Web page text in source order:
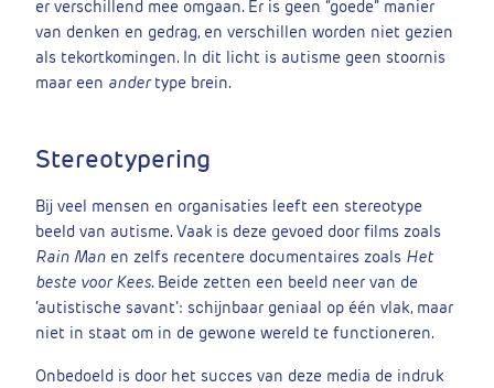
er verschillend mee omgaan. Er is geen “goede” manier
van denken en gedrag, en verschillen worden niet gezien
als tekortkomingen. In dit licht is autisme geen stoornis
maar een andertype brein.
Stereotypering
Bij veel mensen en organisaties leeft een stereotype
beeld van autisme. Vaak is deze gevoed door films zoals
Rain Man en zelfs recentere documentaires zoals Het
beste voor Kees. Beide zetten een beeld neer van de
‘autistische savant’: schijnbaar geniaal op één vlak, maar
niet in staat om in de gewone wereld te functioneren.
Onbedoeld is door het succes van deze media de indruk